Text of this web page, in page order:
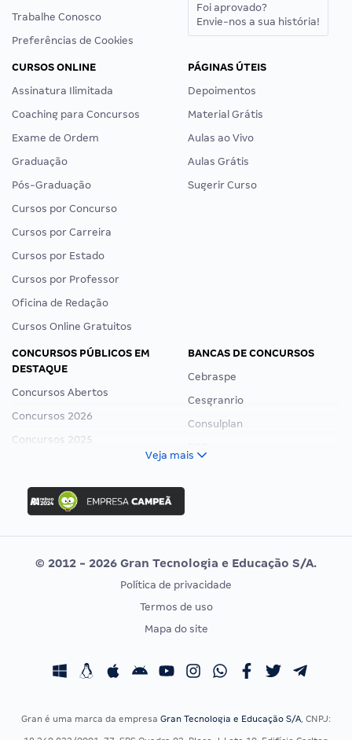
Trabalhe Conosco
Preferências de Cookies
Foi aprovado?
Envie-nos a sua história!
CURSOS ONLINE
Assinatura Ilimitada
Coaching para Concursos
Exame de Ordem
Graduação
Pós-Graduação
Cursos por Concurso
Cursos por Carreira
Cursos por Estado
Cursos por Professor
Oficina de Redação
Cursos Online Gratuitos
PÁGINAS ÚTEIS
Depoimentos
Material Grátis
Aulas ao Vivo
Aulas Grátis
Sugerir Curso
CONCURSOS PÚBLICOS EM
DESTAQUE
Concursos Abertos
Concursos 2026
Concursos 2025
Concurso Ibama
Concurso MPU
Editais publicados
BANCAS DE CONCURSOS
Cebraspe
Cesgranrio
Consulplan
Vunesp
CONCURSOS POR PROFISSÃO
Concursos Fiscais
EXAME DE ORDEM
Calendário OAB
Veja mais
© 2012 - 2026 Gran Tecnologia e Educação S/A.
Política de privacidade
Termos de uso
Mapa do site
Gran é uma marca da empresa Gran Tecnologia e Educação S/A, CNPJ: